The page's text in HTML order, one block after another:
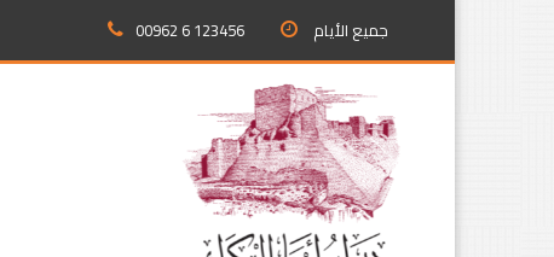
00962 6 123456 جميع الأيام